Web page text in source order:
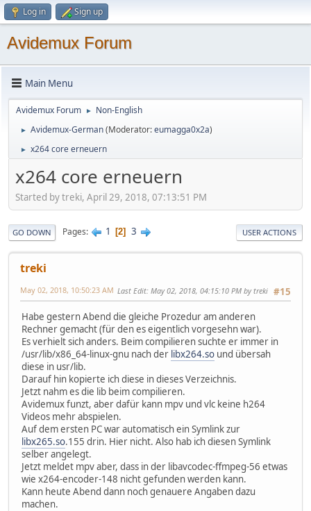
Log in Sign up
Avidemux Forum
Main Menu
Avidemux Forum ► Non-English
► Avidemux-German(Moderator:eumagga0x2a)
► x264 core erneuern
x264 core erneuern
Started by treki, April 29, 2018, 07:13:51 PM
GO DOWN Pages 1 2 3 USER ACTIONS
treki
#15
May 02, 2018, 10:50:23 AM Last Edit: May 02, 2018, 04:15:10 PM by treki
Habe gestern Abend die gleiche Prozedur am anderen
Rechner gemacht (für den es eigentlich vorgesehn war).
Es verhielt sich anders. Beim compilieren suchte er immer in
/usr/lib/x86_64-linux-gnu nach der libx264.so und übersah
diese in usr/lib.
Darauf hin kopierte ich diese in dieses Verzeichnis.
Jetzt nahm es die lib beim compilieren.
Avidemux funzt, aber dafür kann mpv und vlc keine h264
Videos mehr abspielen.
Auf dem ersten PC war automatisch ein Symlink zur
libx265.so.155 drin. Hier nicht. Also hab ich diesen Symlink
selber angelegt.
Jetzt meldet mpv aber, dass in der libavcodec-ffmpeg-56 etwas
wie x264-encoder-148 nicht gefunden werden kann.
Kann heute Abend dann noch genauere Angaben dazu
machen.